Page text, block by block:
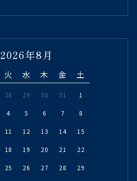
2026年8月
火 水 木 金 土
28 29 30 31 1
4 5 6 7 8
11 12 13 14 15
18 19 20 21 22
25 26 27 28 29